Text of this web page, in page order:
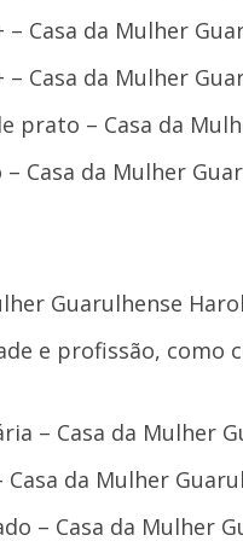
Casa da Mulher
Casa da Mulher
prato – Casa da
Casa da Mulher
Guarulhense
e profissão, como
– Casa da Mulher
da Mulher
– Casa da Mulher